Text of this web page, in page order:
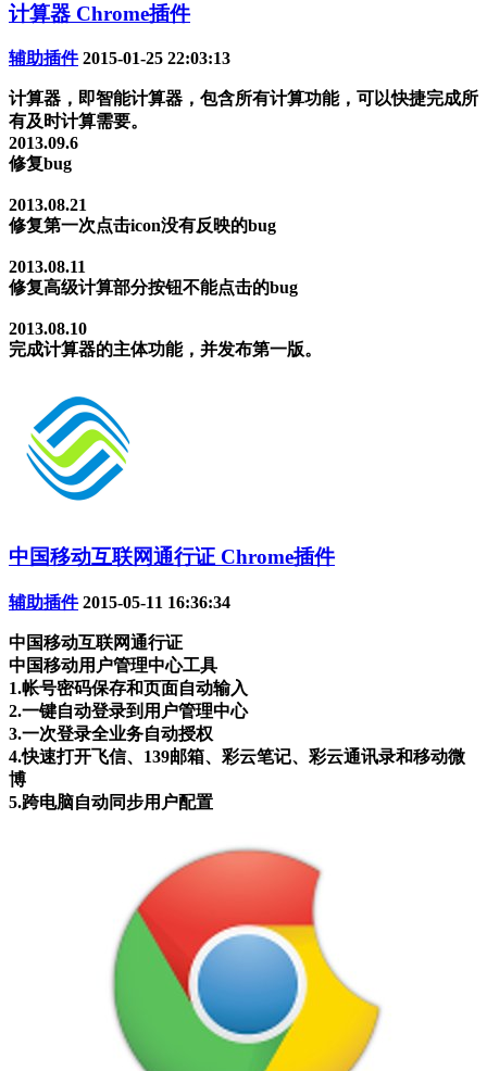
计算器 Chrome插件
辅助插件 2015-01-25 22:03:13
计算器，即智能计算器，包含所有计算功能，可以快捷完成所
有及时计算需要。
2013.09.6
修复bug
2013.08.21
修复第一次点击icon没有反映的bug
2013.08.11
修复高级计算部分按钮不能点击的bug
2013.08.10
完成计算器的主体功能，并发布第一版。
中国移动互联网通行证 Chrome插件
辅助插件 2015-05-11 16:36:34
中国移动互联网通行证
中国移动用户管理中心工具
1.帐号密码保存和页面自动输入
2.一键自动登录到用户管理中心
3.一次登录全业务自动授权
4.快速打开飞信、139邮箱、彩云笔记、彩云通讯录和移动微
博
5.跨电脑自动同步用户配置